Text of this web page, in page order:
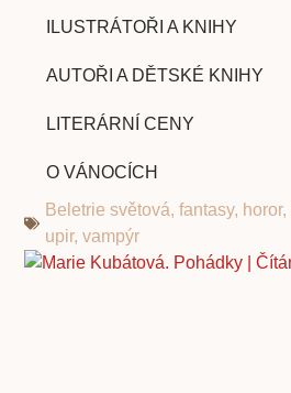
ILUSTRÁTOŘI A KNIHY
AUTOŘI A DĚTSKÉ KNIHY
LITERÁRNÍ CENY
O VÁNOCÍCH
Beletrie světová,fantasy, horor,
upir,vampýr